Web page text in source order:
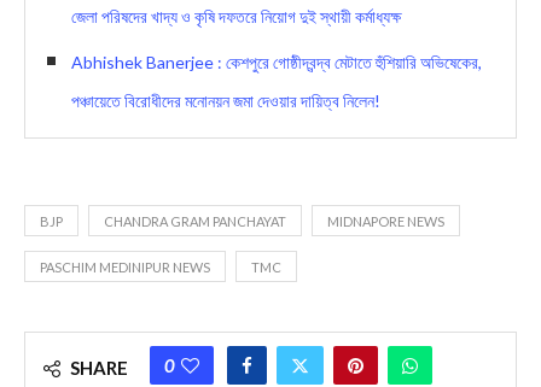
জেলা পরিষদের খাদ্য ও কৃষি দফতরে নিয়োগ দুই স্থায়ী কর্মাধ্যক্ষ
Abhishek Banerjee : কেশপুরে গোষ্ঠীদ্বন্দ্ব মেটাতে হুঁশিয়ারি অভিষেকের,
পঞ্চায়েতে বিরোধীদের মনোনয়ন জমা দেওয়ার দায়িত্ব নিলেন!
BJP CHANDRA GRAM PANCHAYAT MIDNAPORE NEWS
PASCHIM MEDINIPUR NEWS TMC
SHARE 0